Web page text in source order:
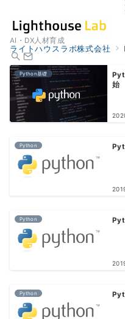
AI・DX人材育成
ライトハウスラボ株式会社
Python基礎
始
Python
Python
Python